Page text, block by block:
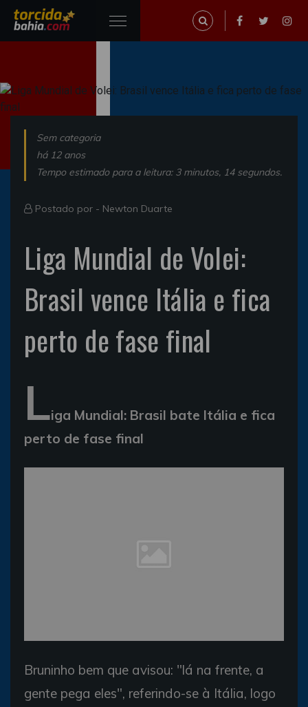
Sem categoria
há 12 anos
Tempo estimado para a leitura: 3 minutos, 14 segundos.
Postado por - Newton Duarte
Liga Mundial de Volei:
Brasil vence Itália e fica
perto de fase final
Liga Mundial: Brasil bate Itália e fica
perto de fase final
Bruninho bem que avisou: "lá na frente, a
gente pega eles", referindo-se à Itália, logo